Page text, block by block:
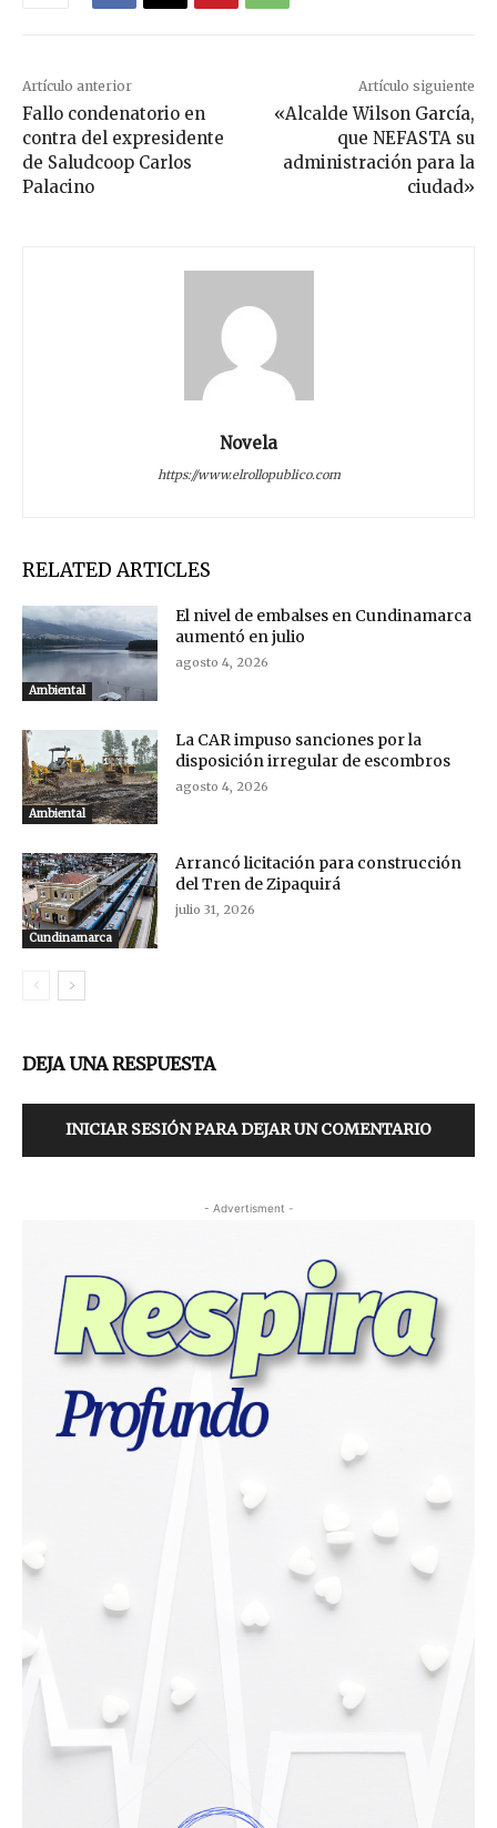
Artículo anterior
Fallo condenatorio en
contra del expresidente
de Saludcoop Carlos
Palacino
Artículo siguiente
«Alcalde Wilson García,
que NEFASTA su
administración para la
ciudad»
Novela
https://www.elrollopublico.com
RELATED ARTICLES
Ambiental
El nivel de embalses en Cundinamarca
aumentó en julio
agosto 4, 2026
Ambiental
La CAR impuso sanciones por la
disposición irregular de escombros
agosto 4, 2026
Cundinamarca
Arrancó licitación para construcción
del Tren de Zipaquirá
julio 31, 2026
DEJA UNA RESPUESTA
INICIAR SESIÓN PARA DEJAR UN COMENTARIO
- Advertisment -